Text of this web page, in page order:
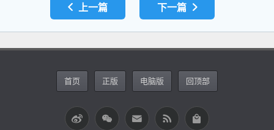
上一篇 下一篇
首页 正版 电脑版 回顶部